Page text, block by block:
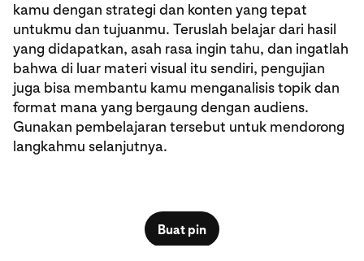
kamu dengan strategi dan konten yang tepat
untukmu dan tujuanmu. Teruslah belajar dari hasil
yang didapatkan, asah rasa ingin tahu, dan ingatlah
bahwa di luar materi visual itu sendiri, pengujian
juga bisa membantu kamu menganalisis topik dan
format mana yang bergaung dengan audiens.
Gunakan pembelajaran tersebut untuk mendorong
langkahmu selanjutnya.
Buat pin